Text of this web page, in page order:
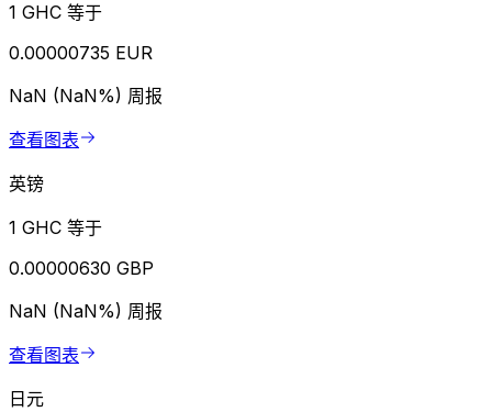
1 GHC 等于
0.00000735 EUR
NaN (NaN%) 周报
查看图表
英镑
1 GHC 等于
0.00000630 GBP
NaN (NaN%) 周报
查看图表
日元